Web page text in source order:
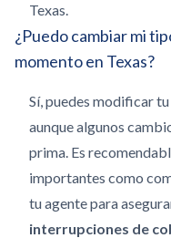
Texas.
¿Puedo cambiar mi
momento en Texas?
Sí, puedes modificar
aunque algunos
prima. Es
importantes como
tu agente para
interrupciones de